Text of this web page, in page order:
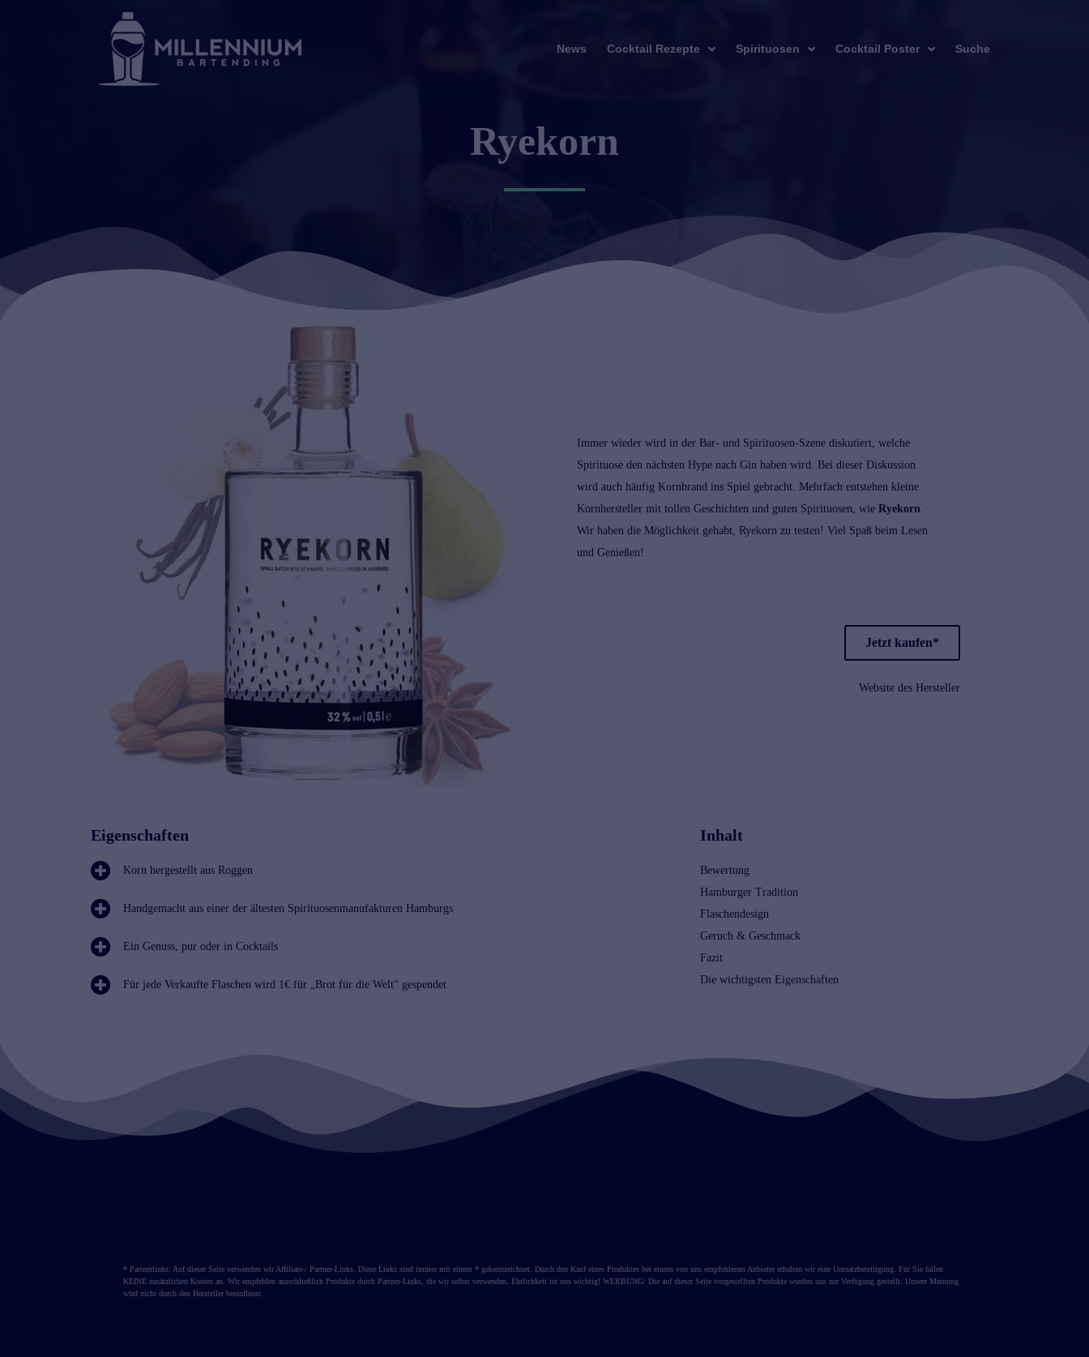
News Cocktail Rezepte Spirituosen Cocktail Poster Suche
Ryekorn
Immer wieder wird in der Bar- und Spirituosen-Szene diskutiert, welche
Spirituose den nächsten Hype nach Gin haben wird. Bei dieser Diskussion
wird auch häufig Kornbrand ins Spiel gebracht. Mehrfach entstehen kleine
Kornhersteller mit tollen Geschichten und guten Spirituosen, wie Ryekorn
Wir haben die Möglichkeit gehabt, Ryekorn zu testen! Viel Spaß beim Lesen
und Genießen!
Jetzt kaufen*
Website des Hersteller
Eigenschaften
Korn hergestellt aus Roggen
Handgemacht aus einer der ältesten Spirituosenmanufakturen Hamburgs
Ein Genuss, pur oder in Cocktails
Für jede Verkaufte Flaschen wird 1€ für „Brot für die Welt“ gespendet
Inhalt
Bewertung
Hamburger Tradition
Flaschendesign
Geruch & Geschmack
Fazit
Die wichtigsten Eigenschaften
* Partnerlinks: Auf dieser Seite verwenden wir Affiliate-/ Partner-Links. Diese Links sind immer mit einem * gekennzeichnet. Durch den Kauf eines Produktes bei einem von uns empfohlenen Anbieter erhalten wir eine Umsatzbeteiligung. Für Sie fallen
KEINE zusätzlichen Kosten an. Wir empfehlen ausschließlich Produkte durch Partner-Links, die wir selbst verwenden. Ehrlichkeit ist uns wichtig! WERBUNG: Die auf dieser Seite vorgestellten Produkte wurden uns zur Verfügung gestellt. Unsere Meinung
wird nicht durch den Hersteller beeinflusst.